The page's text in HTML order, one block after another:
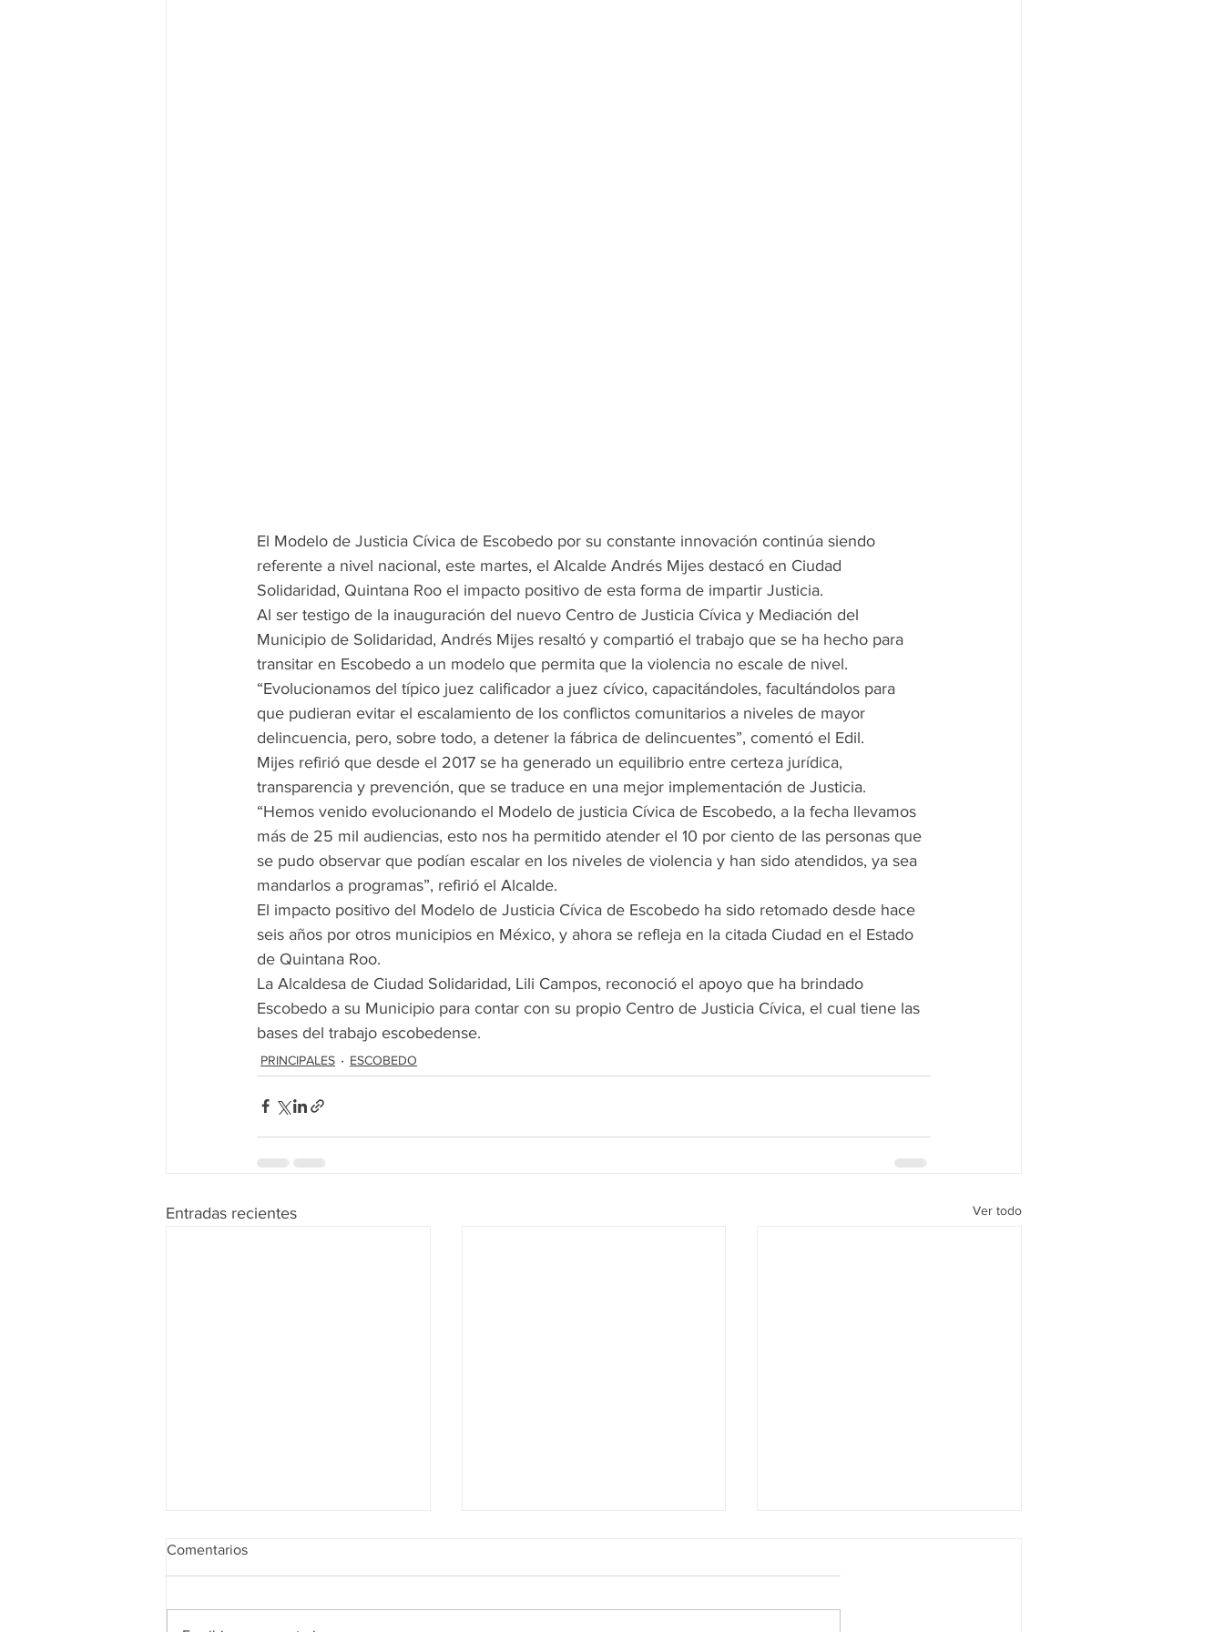
El Modelo de Justicia Cívica de Escobedo por su constante innovación continúa siendo
referente a nivel nacional, este martes, el Alcalde Andrés Mijes destacó en Ciudad
Solidaridad, Quintana Roo el impacto positivo de esta forma de impartir Justicia.
Al ser testigo de la inauguración del nuevo Centro de Justicia Cívica y Mediación del
Municipio de Solidaridad, Andrés Mijes resaltó y compartió el trabajo que se ha hecho para
transitar en Escobedo a un modelo que permita que la violencia no escale de nivel.
“Evolucionamos del típico juez calificador a juez cívico, capacitándoles, facultándolos para
que pudieran evitar el escalamiento de los conflictos comunitarios a niveles de mayor
delincuencia, pero, sobre todo, a detener la fábrica de delincuentes”, comentó el Edil.
Mijes refirió que desde el 2017 se ha generado un equilibrio entre certeza jurídica,
transparencia y prevención, que se traduce en una mejor implementación de Justicia.
“Hemos venido evolucionando el Modelo de justicia Cívica de Escobedo, a la fecha llevamos
más de 25 mil audiencias, esto nos ha permitido atender el 10 por ciento de las personas que
se pudo observar que podían escalar en los niveles de violencia y han sido atendidos, ya sea
mandarlos a programas”, refirió el Alcalde.
El impacto positivo del Modelo de Justicia Cívica de Escobedo ha sido retomado desde hace
seis años por otros municipios en México, y ahora se refleja en la citada Ciudad en el Estado
de Quintana Roo.
La Alcaldesa de Ciudad Solidaridad, Lili Campos, reconoció el apoyo que ha brindado
Escobedo a su Municipio para contar con su propio Centro de Justicia Cívica, el cual tiene las
bases del trabajo escobedense.
PRINCIPALES ESCOBEDO
Entradas recientes Ver todo
Comentarios